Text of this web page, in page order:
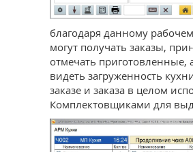
благодаря данному
могут получать заказы,
отмечать приготовленные,
видеть загруженность
заказе и заказа в целом
Комплектовщиками для